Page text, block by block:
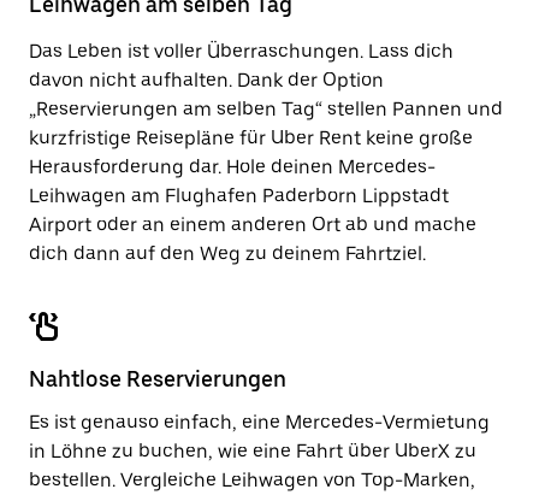
zu
Das Leben ist voller Überraschungen. Lass dich
davon nicht aufhalten. Dank der Option
„Reservierungen am selben Tag“ stellen Pannen und
kurzfristige Reisepläne für Uber Rent keine große
Herausforderung dar. Hole deinen Mercedes-
Leihwagen am Flughafen Paderborn Lippstadt
Airport oder an einem anderen Ort ab und mache
dich dann auf den Weg zu deinem Fahrtziel.
Nahtlose Reservierungen
Es ist genauso einfach, eine Mercedes-Vermietung
in Löhne zu buchen, wie eine Fahrt über UberX zu
bestellen. Vergleiche Leihwagen von Top-Marken,